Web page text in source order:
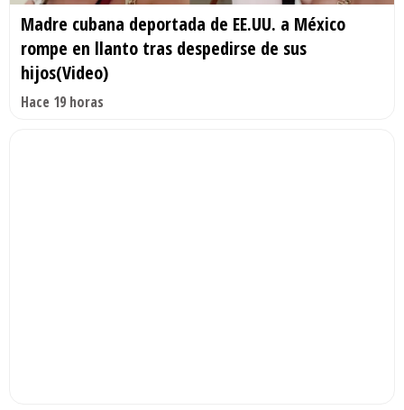
Madre cubana deportada de EE.UU. a México
rompe en llanto tras despedirse de sus
hijos(Video)
Hace 19 horas